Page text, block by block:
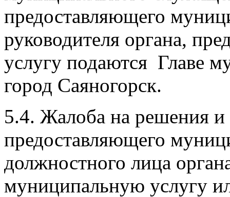
предоставляющего
руководителя органа,
услугу подаются Главе
город Саяногорск.
5.4. Жалоба на решения и
предоставляющего
должностного лица
муниципальную услугу